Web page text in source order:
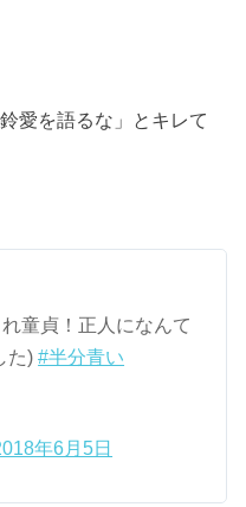
愛を語るな」とキレて
童貞！正人になんて
た)#半分青い
年6月5日